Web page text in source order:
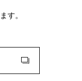
す。